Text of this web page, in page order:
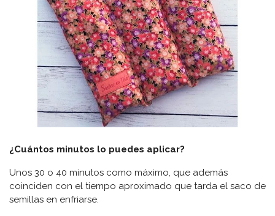
¿Cuántos minutos lo puedes aplicar?
Unos 30 o 40 minutos como máximo, que además
coinciden con el tiempo aproximado que tarda el saco de
semillas en enfriarse.